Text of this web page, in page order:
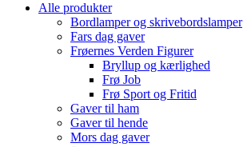
Alle produkter
Bordlamper og skrivebordslamper
Fars dag gaver
Frøernes Verden Figurer
Bryllup og kærlighed
Frø Job
Frø Sport og Fritid
Gaver til ham
Gaver til hende
Mors dag gaver